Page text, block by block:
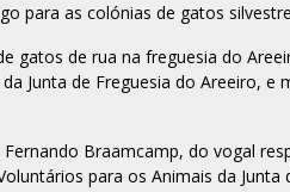
para as colónias de gatos
gatos de rua na freguesia do
Junta de Freguesia do Areeiro, e
Braamcamp, do vogal
para os Animais da Junta